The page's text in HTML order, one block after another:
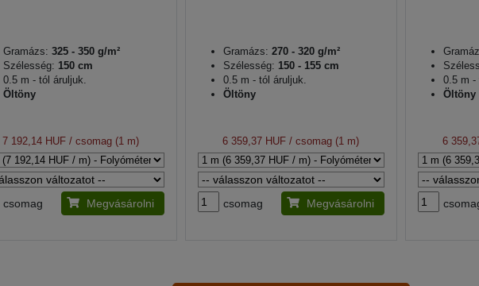
Gramázs: 325 - 350 g/m²
Szélesség: 150 cm
0.5 m - tól áruljuk.
Öltöny
7 192,14 HUF / csomag (1 m)
csomag Megvásárolni
Gramázs: 270 - 320 g/m²
Szélesség: 150 - 155 cm
0.5 m - tól áruljuk.
Öltöny
6 359,37 HUF / csomag (1 m)
csomag Megvásárolni
0.5 m -
Öltöny
6